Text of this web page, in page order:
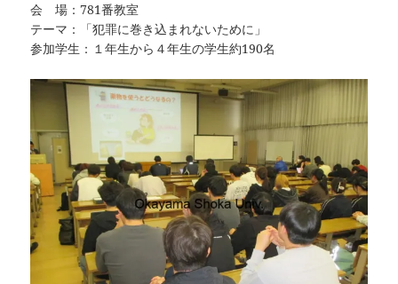
会 場：781番教室
テーマ：「犯罪に巻き込まれないために」
参加学生：１年生から４年生の学生約190名